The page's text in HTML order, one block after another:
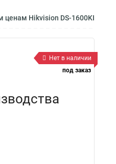
ценам Hikvision DS-1600KI
Нет в наличии
под заказ